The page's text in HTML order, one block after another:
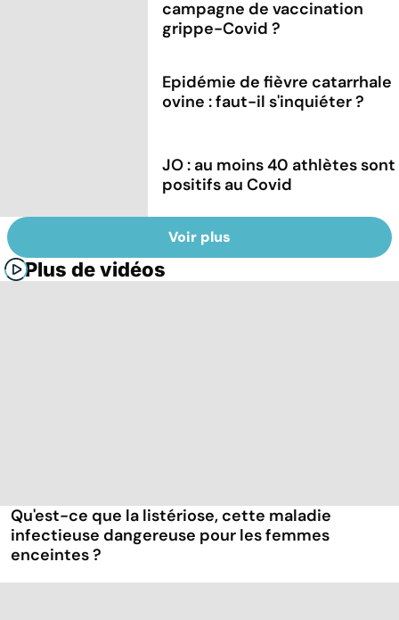
campagne de vaccination
grippe-Covid ?
Epidémie de fièvre catarrhale
ovine : faut-il s'inquiéter ?
JO : au moins 40 athlètes sont
positifs au Covid
Voir plus
Plus de vidéos
Qu'est-ce que la listériose, cette maladie
infectieuse dangereuse pour les femmes
enceintes ?